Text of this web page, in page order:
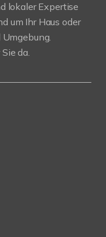
lokaler Expertise
um Ihr Haus oder
da.